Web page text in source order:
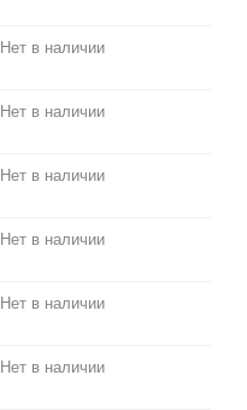
Нет в наличии
Нет в наличии
Нет в наличии
Нет в наличии
Нет в наличии
Нет в наличии